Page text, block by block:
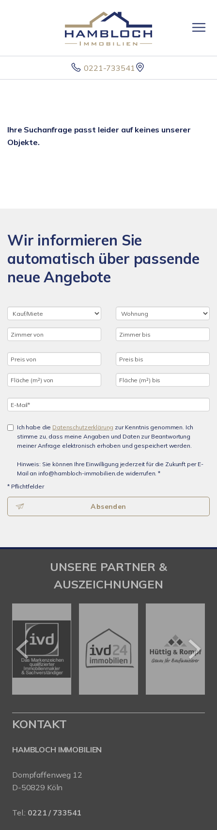
0221-733541
Ihre Suchanfrage passt leider auf keines unserer
Objekte.
Wir informieren Sie
automatisch über passende
neue Angebote
Ich habe die Datenschutzerklärung zur Kenntnis genommen. Ich
stimme zu, dass meine Angaben und Daten zur Beantwortung
meiner Anfrage elektronisch erhoben und gespeichert werden.
Hinweis: Sie können Ihre Einwilligung jederzeit für die Zukunft per E-
Mail an info@hambloch-immobilien.de widerrufen. *
* Pflichtfelder
Absenden
UNSERE PARTNER &
AUSZEICHNUNGEN
KONTAKT
HAMBLOCH IMMOBILIEN
Dompfaffenweg 12
D-50829 Köln
Tel.: 0221 / 733541